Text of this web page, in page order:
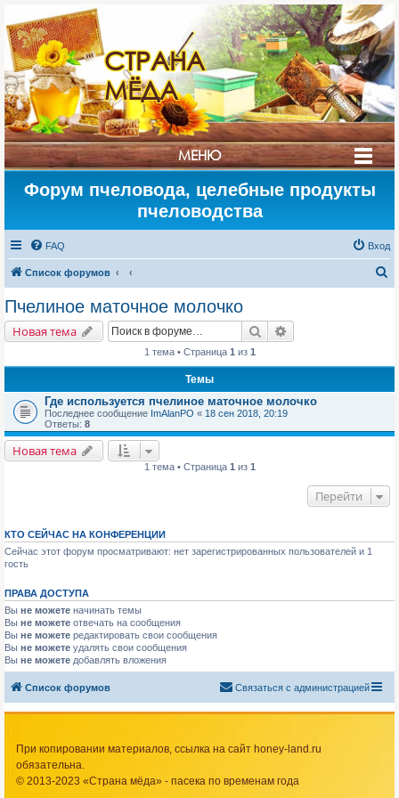
СТРАНА
МЁДА
МЕНЮ
Форум пчеловода, целебные продукты
пчеловодства
FAQ Вход
Список форумов
Пчелиное маточное молочко
Новая тема Поиск
1 тема • Страница 1 из 1
Темы
Где используется пчелиное маточное молочко
Последнее сообщение ImAlanPO « 18 сен 2018, 20:19
Ответы: 8
Новая тема
1 тема • Страница 1 из 1
Перейти
КТО СЕЙЧАС НА КОНФЕРЕНЦИИ
Сейчас этот форум просматривают: нет зарегистрированных пользователей и 1
гость
ПРАВА ДОСТУПА
Вы не можете начинать темы
Вы не можете отвечать на сообщения
Вы не можете редактировать свои сообщения
Вы не можете удалять свои сообщения
Вы не можете добавлять вложения
Список форумов Связаться с администрацией
При копировании материалов, ссылка на сайт honey-land.ru
обязательна.
© 2013-2023 «Страна мёда» - пасека по временам года